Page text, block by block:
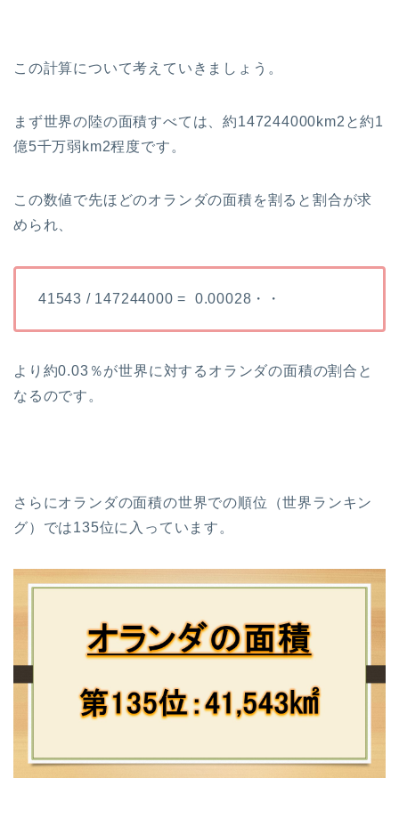
この計算について考えていきましょう。
まず世界の陸の面積すべては、約147244000km2と約1
億5千万弱km2程度です。
この数値で先ほどのオランダの面積を割ると割合が求
められ、
41543 / 147244000 = 0.00028・・
より約0.03％が世界に対するオランダの面積の割合と
なるのです。
さらにオランダの面積の世界での順位（世界ランキン
グ）では135位に入っています。